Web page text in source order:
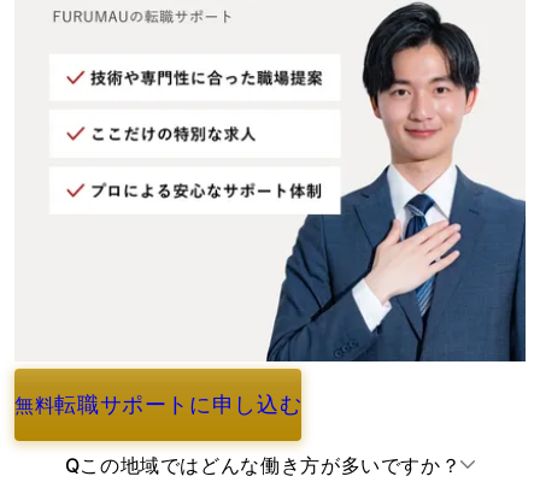
無料転職サポートに申し込む
よくあるご質問
Qこの地域ではどんな働き方が多いですか？